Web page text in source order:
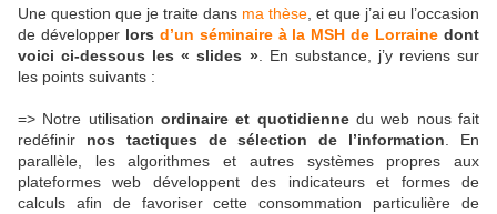
Une question que je traite dans ma thèse , et que j’ai eu l’occasion
de développer lors d’un séminaire à la MSH de Lorraine dont
voici ci-dessous les « slides ». En substance, j’y reviens sur
les points suivants :
=> Notre utilisation ordinaire et quotidiennedu web nous fait
redéfinir nos tactiques de sélection de l’information . En
parallèle, les algorithmes et autres systèmes propres aux
plateformes web développent des indicateurs et formes de
calculs afin de favoriser cette consommation particulière de